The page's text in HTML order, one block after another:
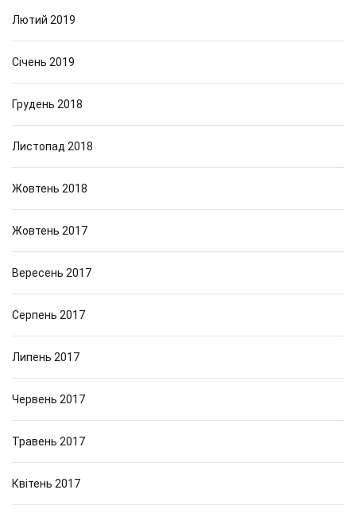
Лютий 2019
Січень 2019
Грудень 2018
Листопад 2018
Жовтень 2018
Жовтень 2017
Вересень 2017
Серпень 2017
Липень 2017
Червень 2017
Травень 2017
Квітень 2017